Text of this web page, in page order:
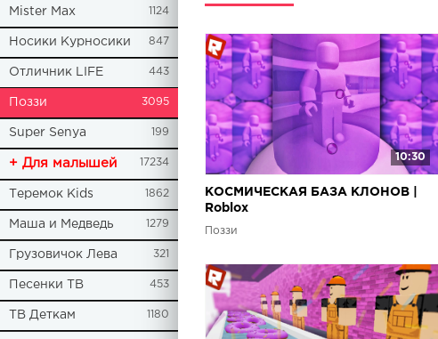
Mister Max 1124
Носики Курносики 847
Отличник LIFE 443
Поззи 3095
Super Senya 199
+ Для малышей 17234
Теремок Kids 1862
Маша и Медведь 1279
Грузовичок Лева 321
Песенки ТВ 453
ТВ Деткам 1180
10:30
КОСМИЧЕСКАЯ БАЗА КЛОНОВ |
Roblox
Поззи